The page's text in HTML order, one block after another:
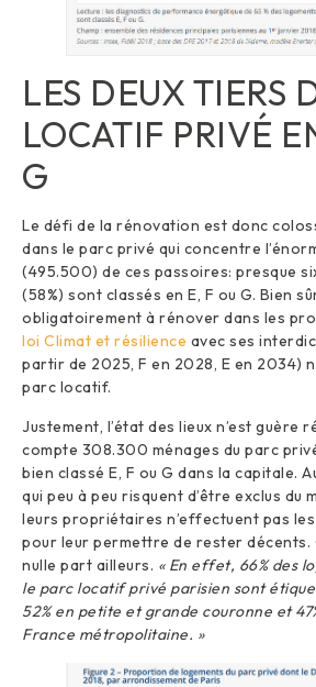
LES DEUX TIERS
LOCATIF PRIVÉ
G
Le défi de la rénovation est donc
dans le parc privé qui concentre
(495.500) de ces passoires: presque
(58%) sont classés en E, F ou G. Bien
obligatoirement à rénover dans les
loi Climat et résilience avec ses
partir de 2025, F en 2028, E en 2034)
parc locatif.
Justement, l’état des lieux n’est guère
compte 308.300 ménages du parc
bien classé E, F ou G dans la capitale.
qui peu à peu risquent d’être exclus du
leurs propriétaires n’effectuent pas
pour leur permettre de rester décents.
nulle part ailleurs. « En effet, 66% des
le parc locatif privé parisien sont
52% en petite et grande couronne et
France métropolitaine. »